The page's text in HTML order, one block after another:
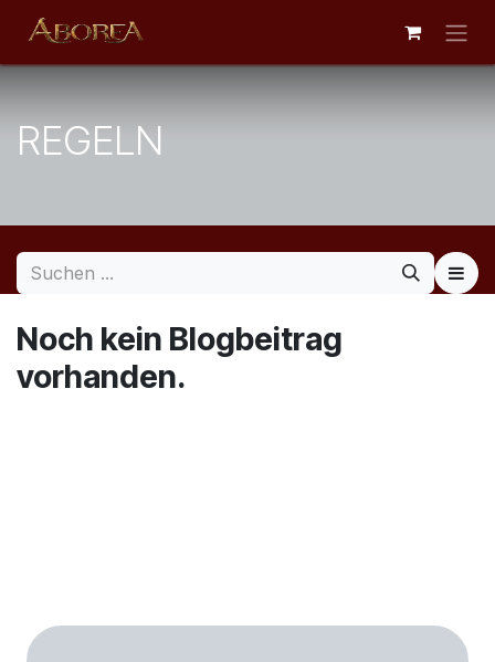
Zum Inhalt springen
REGELN
Noch kein Blogbeitrag
vorhanden.